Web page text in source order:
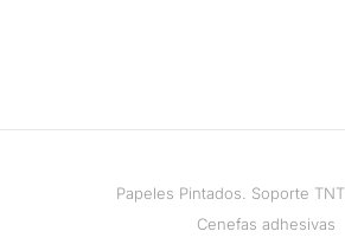
Papeles Pintados. Soporte
Cenefas adhesivas